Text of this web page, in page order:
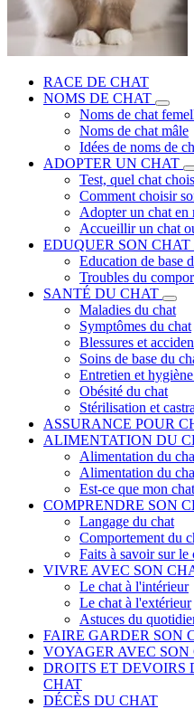
RACE DE CHAT
NOMS DE CHAT
Noms de chat
Noms de chat mâle
Idées de noms de
ADOPTER UN CHAT
Test, quel chat
Comment choisir
Adopter un chat en
Accueillir un chat
EDUQUER SON CHAT
Education de base
Troubles du
SANTÉ DU CHAT
Maladies du chat
Symptômes du chat
Blessures et
Soins de base du
Entretien et
Obésité du chat
Stérilisation et
ASSURANCE POUR
ALIMENTATION DU
Alimentation du
Alimentation du
Est-ce que mon
COMPRENDRE SON
Langage du chat
Comportement du
Faits à savoir sur le
VIVRE AVEC SON
Le chat à l'intérieur
Le chat à l'extérieur
Astuces du
FAIRE GARDER SON
VOYAGER AVEC SON
DROITS ET DEVOIRS
CHAT
DÉCÈS DU CHAT